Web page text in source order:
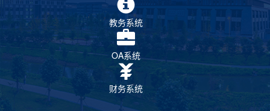
教务系统
OA系统
财务系统